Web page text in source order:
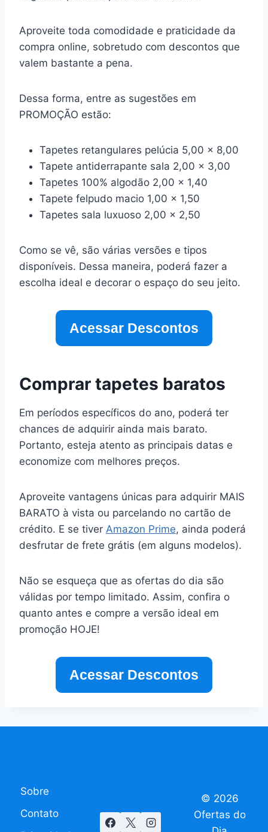
Aproveite toda comodidade e praticidade da
compra online, sobretudo com descontos que
valem bastante a pena.
Dessa forma, entre as sugestões em
PROMOÇÃO estão:
Tapetes retangulares pelúcia 5,00 x 8,00
Tapete antiderrapante sala 2,00 x 3,00
Tapetes 100% algodão 2,00 x 1,40
Tapete felpudo macio 1,00 x 1,50
Tapetes sala luxuoso 2,00 x 2,50
Como se vê, são várias versões e tipos
disponíveis. Dessa maneira, poderá fazer a
escolha ideal e decorar o espaço do seu jeito.
Acessar Descontos
Comprar tapetes baratos
Em períodos específicos do ano, poderá ter
chances de adquirir ainda mais barato.
Portanto, esteja atento as principais datas e
economize com melhores preços.
Aproveite vantagens únicas para adquirir MAIS
BARATO à vista ou parcelando no cartão de
crédito. E se tiver Amazon Prime, ainda poderá
desfrutar de frete grátis (em alguns modelos).
Não se esqueça que as ofertas do dia são
válidas por tempo limitado. Assim, confira o
quanto antes e compre a versão ideal em
promoção HOJE!
Acessar Descontos
Sobre
Contato
© 2026
Ofertas do